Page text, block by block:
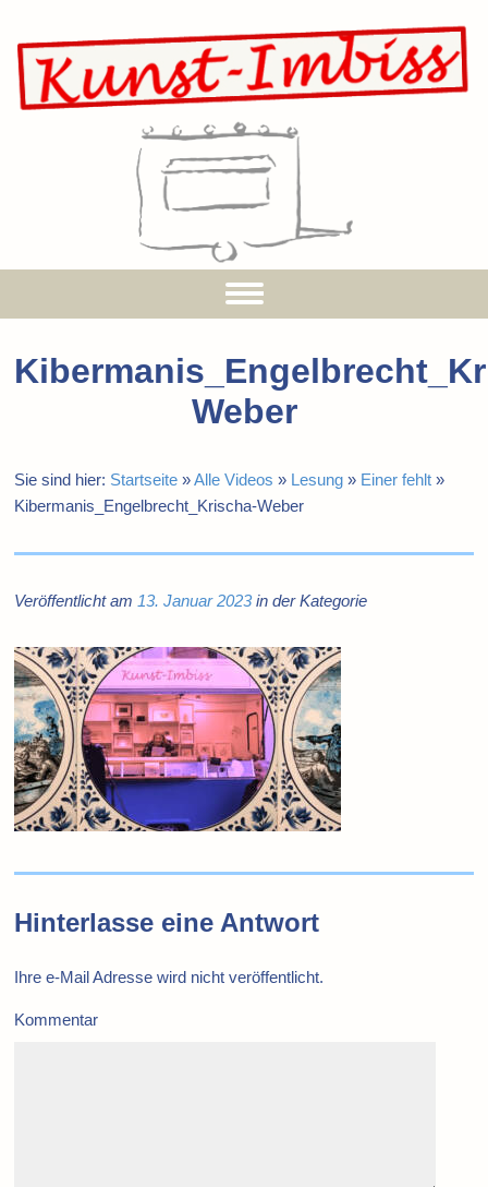
Weber
Sie sind hier: Startseite »Alle Videos » Lesung » Einer fehlt »
Kibermanis_Engelbrecht_Krischa-Weber
Veröffentlicht am 13. Januar 2023in der Kategorie
Hinterlasse eine Antwort
Ihre e-Mail Adresse wird nicht veröffentlicht.
Kommentar